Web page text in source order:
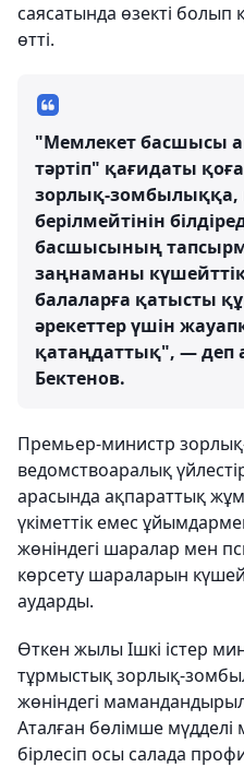
саясатында өзекті
өтті.
"Мемлекет басшысы
тәртіп" қағидаты
зорлық-зомбылыққа,
берілмейтінін
басшысының
заңнаманы
балаларға қатысты
әрекеттер үшін
қатаңдаттық", — деп
Бектенов.
Премьер-министр
ведомствоаралық
арасында ақпараттық
үкіметтік емес
жөніндегі шаралар мен
көрсету шараларын
аударды.
Өткен жылы Ішкі істер
тұрмыстық зорлық-
жөніндегі
Аталған бөлімше мүдделі
бірлесіп осы салада